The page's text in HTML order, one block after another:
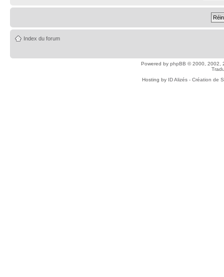
Index du forum
Powered by phpBB © 2000, 2002,
Hosting by ID Alizés - Création de